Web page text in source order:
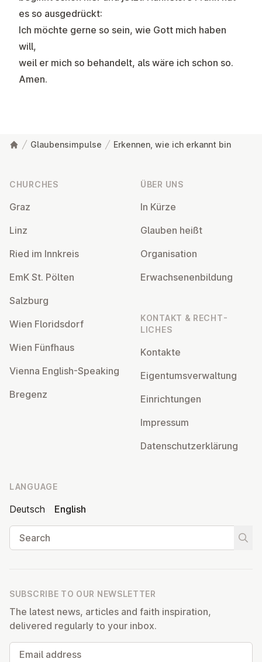
es so ausgedrückt:
Ich möchte gerne so sein, wie Gott mich haben
will,
weil er mich so behandelt, als wäre ich schon so.
Amen.
Glaubensimpulse Erkennen, wie ich erkannt bin
CHURCHES
Graz
Linz
Ried im Innkreis
EmK St. Pölten
Salzburg
Wien Flor­idsdorf
Wien Fünfhaus
Vienna English-Speaking
Bregenz
ÜBER UNS
In Kürze
Glauben heißt
Or­gan­isa­tion
Er­wach­sen­en­bildung
KONTAKT & RECHT­
LICHES
Kontakte
Ei­gentums­ver­wal­tung
Ein­rich­tun­gen
Impressum
Datens­chutzerklärung
LANGUAGE
Deutsch
English
Search
SUBSCRIBE TO OUR NEWSLETTER
The latest news, articles and faith inspiration,
delivered regularly to your inbox.
Email address